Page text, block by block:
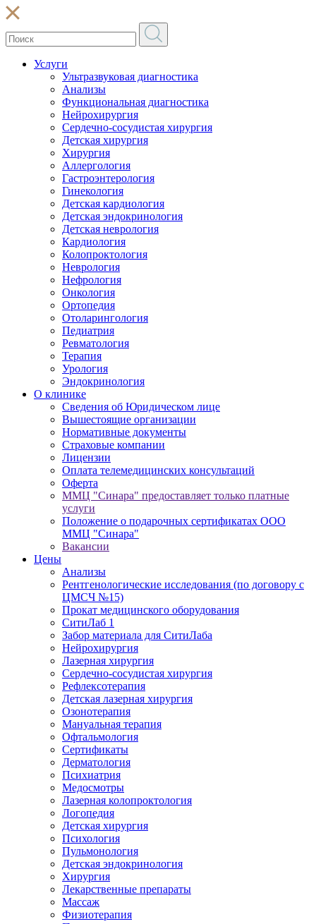
Услуги
Ультразвуковая диагностика
Анализы
Функциональная диагностика
Нейрохирургия
Сердечно-сосудистая хирургия
Детская хирургия
Хирургия
Аллергология
Гастроэнтерология
Гинекология
Детская кардиология
Детская эндокринология
Детская неврология
Кардиология
Колопроктология
Неврология
Нефрология
Онкология
Ортопедия
Отоларингология
Педиатрия
Ревматология
Терапия
Урология
Эндокринология
О клинике
Сведения об Юридическом лице
Вышестоящие организации
Нормативные документы
Cтраховые компании
Лицензии
Оплата телемедицинских консультаций
Оферта
ММЦ "Синара" предоставляет только платные
услуги
Положение о подарочных сертификатах ООО
ММЦ "Синара"
Вакансии
Цены
Анализы
Рентгенологические исследования (по договору с
ЦМСЧ №15)
Прокат медицинского оборудования
СитиЛаб 1
Забор материала для СитиЛаба
Нейрохирургия
Лазерная хирургия
Сердечно-сосудистая хирургия
Рефлексотерапия
Детская лазерная хирургия
Озонотерапия
Мануальная терапия
Офтальмология
Сертификаты
Дерматология
Психиатрия
Медосмотры
Лазерная колопроктология
Логопедия
Детская хирургия
Психология
Пульмонология
Детская эндокринология
Хирургия
Лекарственные препараты
Массаж
Физиотерапия